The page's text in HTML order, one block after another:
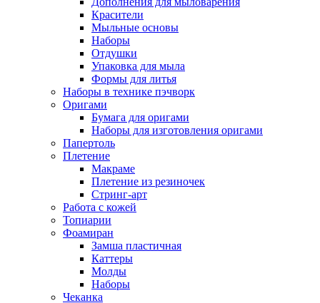
Красители
Мыльные основы
Наборы
Отдушки
Упаковка для мыла
Формы для литья
Наборы в технике пэчворк
Оригами
Бумага для оригами
Наборы для изготовления оригами
Папертоль
Плетение
Макраме
Плетение из резиночек
Стринг-арт
Работа с кожей
Топиарии
Фоамиран
Замша пластичная
Каттеры
Молды
Наборы
Чеканка